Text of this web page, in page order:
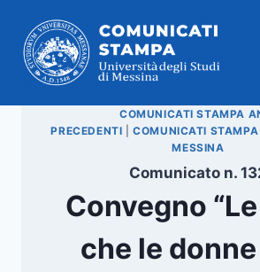
contenuto
COMUNICATI STAMPA
PRECEDENTI |COMUNICATI
MESSINA
Comunicato n.
Convegno
che le